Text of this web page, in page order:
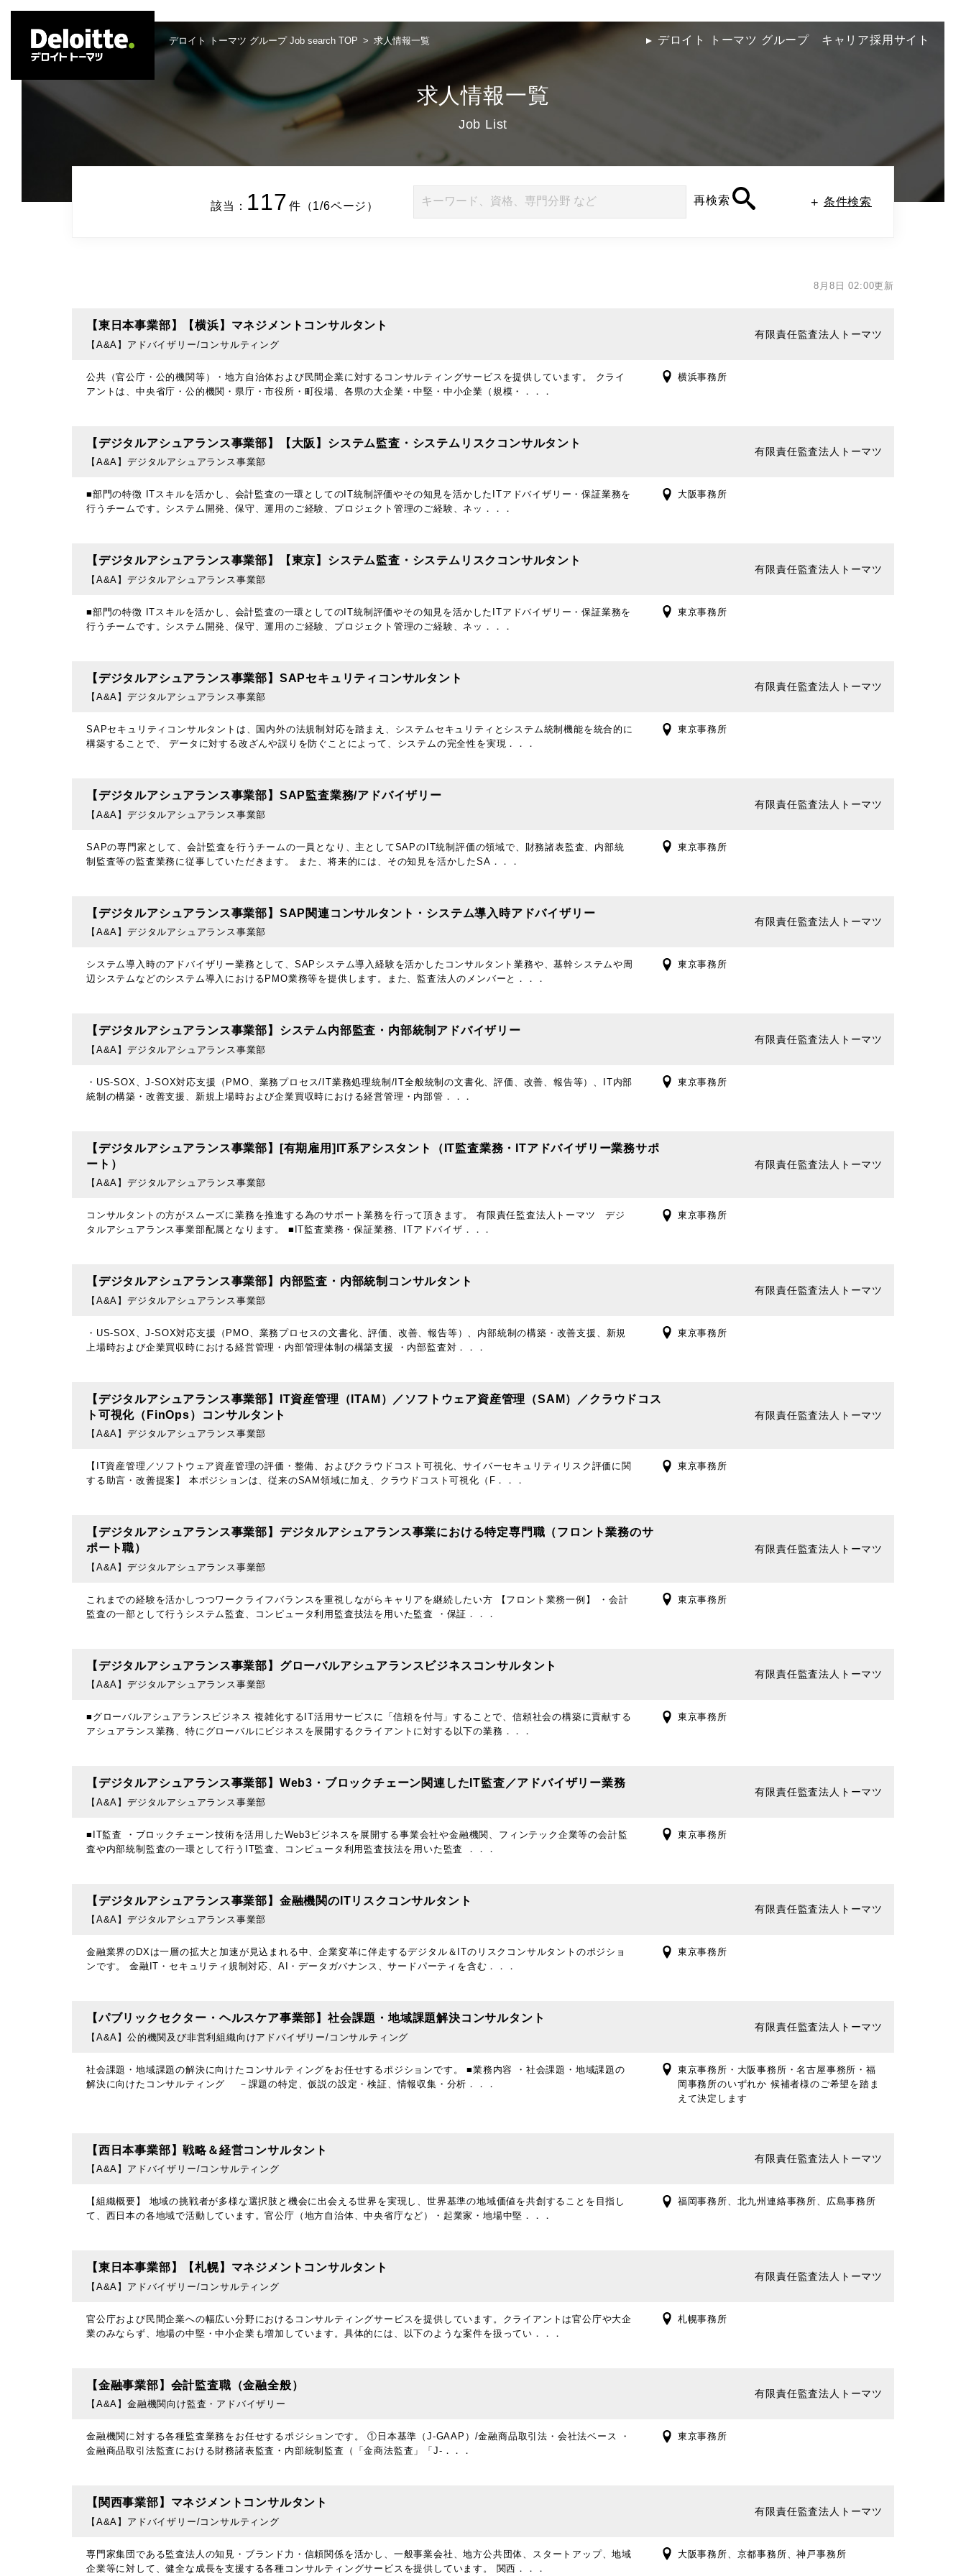
デロイト トーマツ グループ キャリア採用サイト
デロイト トーマツ グループ Job search TOP 求人情報一覧
求人情報一覧
Job List
該当： 117 件（1/6ページ） 再検索 条件検索
8月8日 02:00更新
【東日本事業部】【横浜】マネジメントコンサルタント
【A&A】アドバイザリー/コンサルティング
有限責任監査法人トーマツ
公共（官公庁・公的機関等）・地方自治体および民間企業に対するコンサルティングサービスを提供しています。 クライ
アントは、中央省庁・公的機関・県庁・市役所・町役場、各県の大企業・中堅・中小企業（規模・．．．
横浜事務所
【デジタルアシュアランス事業部】【大阪】システム監査・システムリスクコンサルタント
【A&A】デジタルアシュアランス事業部
有限責任監査法人トーマツ
■部門の特徴 ITスキルを活かし、会計監査の一環としてのIT統制評価やその知見を活かしたITアドバイザリー・保証業務を
行うチームです。システム開発、保守、運用のご経験、プロジェクト管理のご経験、ネッ．．．
大阪事務所
【デジタルアシュアランス事業部】【東京】システム監査・システムリスクコンサルタント
【A&A】デジタルアシュアランス事業部
有限責任監査法人トーマツ
■部門の特徴 ITスキルを活かし、会計監査の一環としてのIT統制評価やその知見を活かしたITアドバイザリー・保証業務を
行うチームです。システム開発、保守、運用のご経験、プロジェクト管理のご経験、ネッ．．．
東京事務所
【デジタルアシュアランス事業部】SAPセキュリティコンサルタント
【A&A】デジタルアシュアランス事業部
有限責任監査法人トーマツ
SAPセキュリティコンサルタントは、国内外の法規制対応を踏まえ、システムセキュリティとシステム統制機能を統合的に
構築することで、 データに対する改ざんや誤りを防ぐことによって、システムの完全性を実現．．．
東京事務所
【デジタルアシュアランス事業部】SAP監査業務/アドバイザリー
【A&A】デジタルアシュアランス事業部
有限責任監査法人トーマツ
SAPの専門家として、会計監査を行うチームの一員となり、主としてSAPのIT統制評価の領域で、財務諸表監査、内部統
制監査等の監査業務に従事していただきます。 また、将来的には、その知見を活かしたSA．．．
東京事務所
【デジタルアシュアランス事業部】SAP関連コンサルタント・システム導入時アドバイザリー
【A&A】デジタルアシュアランス事業部
有限責任監査法人トーマツ
システム導入時のアドバイザリー業務として、SAPシステム導入経験を活かしたコンサルタント業務や、基幹システムや周
辺システムなどのシステム導入におけるPMO業務等を提供します。また、監査法人のメンバーと．．．
東京事務所
【デジタルアシュアランス事業部】システム内部監査・内部統制アドバイザリー
【A&A】デジタルアシュアランス事業部
有限責任監査法人トーマツ
・US-SOX、J-SOX対応支援（PMO、業務プロセス/IT業務処理統制/IT全般統制の文書化、評価、改善、報告等）、IT内部
統制の構築・改善支援、新規上場時および企業買収時における経営管理・内部管．．．
東京事務所
【デジタルアシュアランス事業部】[有期雇用]IT系アシスタント（IT監査業務・ITアドバイザリー業務サポ
ート）
【A&A】デジタルアシュアランス事業部
有限責任監査法人トーマツ
コンサルタントの方がスムーズに業務を推進する為のサポート業務を行って頂きます。 有限責任監査法人トーマツ デジ
タルアシュアランス事業部配属となります。 ■IT監査業務・保証業務、ITアドバイザ．．．
東京事務所
【デジタルアシュアランス事業部】内部監査・内部統制コンサルタント
【A&A】デジタルアシュアランス事業部
有限責任監査法人トーマツ
・US-SOX、J-SOX対応支援（PMO、業務プロセスの文書化、評価、改善、報告等）、内部統制の構築・改善支援、新規
上場時および企業買収時における経営管理・内部管理体制の構築支援 ・内部監査対．．．
東京事務所
【デジタルアシュアランス事業部】IT資産管理（ITAM）／ソフトウェア資産管理（SAM）／クラウドコス
ト可視化（FinOps）コンサルタント
【A&A】デジタルアシュアランス事業部
有限責任監査法人トーマツ
【IT資産管理／ソフトウェア資産管理の評価・整備、およびクラウドコスト可視化、サイバーセキュリティリスク評価に関
する助言・改善提案】 本ポジションは、従来のSAM領域に加え、クラウドコスト可視化（F．．．
東京事務所
【デジタルアシュアランス事業部】デジタルアシュアランス事業における特定専門職（フロント業務のサ
ポート職）
【A&A】デジタルアシュアランス事業部
有限責任監査法人トーマツ
これまでの経験を活かしつつワークライフバランスを重視しながらキャリアを継続したい方 【フロント業務一例】 ・会計
監査の一部として行うシステム監査、コンピュータ利用監査技法を用いた監査 ・保証．．．
東京事務所
【デジタルアシュアランス事業部】グローバルアシュアランスビジネスコンサルタント
【A&A】デジタルアシュアランス事業部
有限責任監査法人トーマツ
■グローバルアシュアランスビジネス 複雑化するIT活用サービスに「信頼を付与」することで、信頼社会の構築に貢献する
アシュアランス業務、特にグローバルにビジネスを展開するクライアントに対する以下の業務．．．
東京事務所
【デジタルアシュアランス事業部】Web3・ブロックチェーン関連したIT監査／アドバイザリー業務
【A&A】デジタルアシュアランス事業部
有限責任監査法人トーマツ
■IT監査 ・ブロックチェーン技術を活用したWeb3ビジネスを展開する事業会社や金融機関、フィンテック企業等の会計監
査や内部統制監査の一環として行うIT監査、コンピュータ利用監査技法を用いた監査 ．．．
東京事務所
【デジタルアシュアランス事業部】金融機関のITリスクコンサルタント
【A&A】デジタルアシュアランス事業部
有限責任監査法人トーマツ
金融業界のDXは一層の拡大と加速が見込まれる中、企業変革に伴走するデジタル＆ITのリスクコンサルタントのポジショ
ンです。 金融IT・セキュリティ規制対応、AI・データガバナンス、サードパーティを含む．．．
東京事務所
【パブリックセクター・ヘルスケア事業部】社会課題・地域課題解決コンサルタント
【A&A】公的機関及び非営利組織向けアドバイザリー/コンサルティング
有限責任監査法人トーマツ
社会課題・地域課題の解決に向けたコンサルティングをお任せするポジションです。 ■業務内容 ・社会課題・地域課題の
解決に向けたコンサルティング －課題の特定、仮説の設定・検証、情報収集・分析．．．
東京事務所・大阪事務所・名古屋事務所・福
岡事務所のいずれか 候補者様のご希望を踏ま
えて決定します
【西日本事業部】戦略＆経営コンサルタント
【A&A】アドバイザリー/コンサルティング
有限責任監査法人トーマツ
【組織概要】 地域の挑戦者が多様な選択肢と機会に出会える世界を実現し、世界基準の地域価値を共創することを目指し
て、西日本の各地域で活動しています。官公庁（地方自治体、中央省庁など）・起業家・地場中堅．．．
福岡事務所、北九州連絡事務所、広島事務所
【東日本事業部】【札幌】マネジメントコンサルタント
【A&A】アドバイザリー/コンサルティング
有限責任監査法人トーマツ
官公庁および民間企業への幅広い分野におけるコンサルティングサービスを提供しています。クライアントは官公庁や大企
業のみならず、地場の中堅・中小企業も増加しています。具体的には、以下のような案件を扱ってい．．．
札幌事務所
【金融事業部】会計監査職（金融全般）
【A&A】金融機関向け監査・アドバイザリー
有限責任監査法人トーマツ
金融機関に対する各種監査業務をお任せするポジションです。 ①日本基準（J-GAAP）/金融商品取引法・会社法ベース ・
金融商品取引法監査における財務諸表監査・内部統制監査（「金商法監査」「J-．．．
東京事務所
【関西事業部】マネジメントコンサルタント
【A&A】アドバイザリー/コンサルティング
有限責任監査法人トーマツ
専門家集団である監査法人の知見・ブランド力・信頼関係を活かし、一般事業会社、地方公共団体、スタートアップ、地域
企業等に対して、健全な成長を支援する各種コンサルティングサービスを提供しています。 関西．．．
大阪事務所、京都事務所、神戸事務所